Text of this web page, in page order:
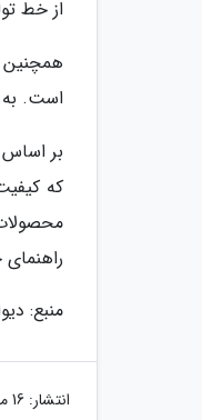
از خط
است. به
بر
که
منبع:
انتشار: 16 مهر 1399